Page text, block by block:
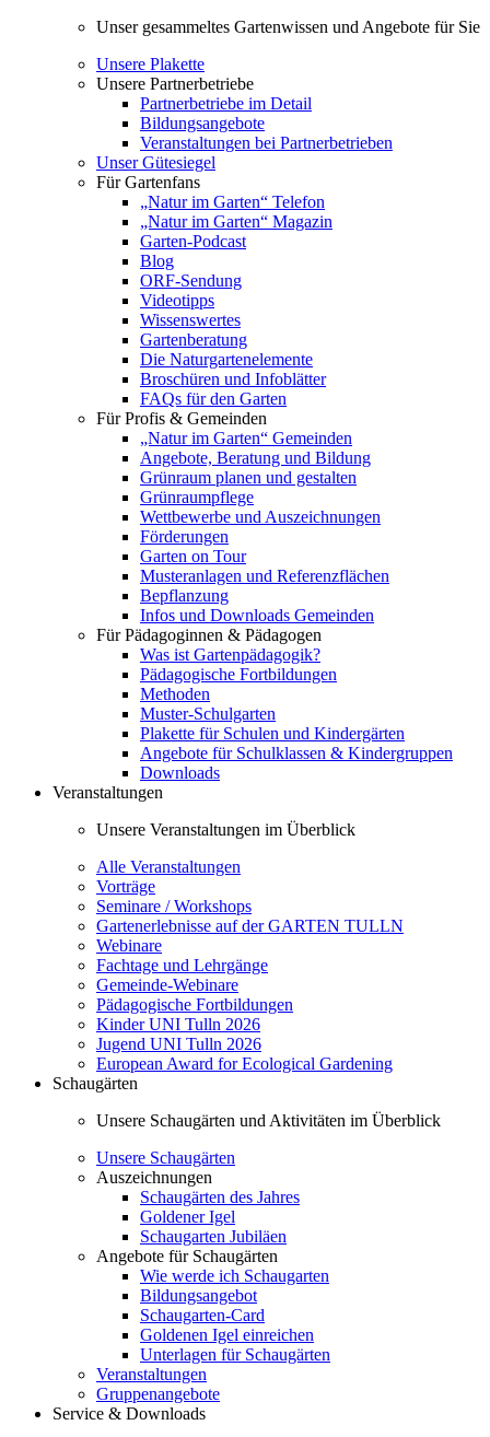
Unser gesammeltes Gartenwissen und Angebote für Sie
Unsere Plakette
Unsere Partnerbetriebe
Partnerbetriebe im Detail
Bildungsangebote
Veranstaltungen bei Partnerbetrieben
Unser Gütesiegel
Für Gartenfans
„Natur im Garten“ Telefon
„Natur im Garten“ Magazin
Garten-Podcast
Blog
ORF-Sendung
Videotipps
Wissenswertes
Gartenberatung
Die Naturgartenelemente
Broschüren und Infoblätter
FAQs für den Garten
Für Profis & Gemeinden
„Natur im Garten“ Gemeinden
Angebote, Beratung und Bildung
Grünraum planen und gestalten
Grünraumpflege
Wettbewerbe und Auszeichnungen
Förderungen
Garten on Tour
Musteranlagen und Referenzflächen
Bepflanzung
Infos und Downloads Gemeinden
Für Pädagoginnen & Pädagogen
Was ist Gartenpädagogik?
Pädagogische Fortbildungen
Methoden
Muster-Schulgarten
Plakette für Schulen und Kindergärten
Angebote für Schulklassen & Kindergruppen
Downloads
Veranstaltungen
Unsere Veranstaltungen im Überblick
Alle Veranstaltungen
Vorträge
Seminare / Workshops
Gartenerlebnisse auf der GARTEN TULLN
Webinare
Fachtage und Lehrgänge
Gemeinde-Webinare
Pädagogische Fortbildungen
Kinder UNI Tulln 2026
Jugend UNI Tulln 2026
European Award for Ecological Gardening
Schaugärten
Unsere Schaugärten und Aktivitäten im Überblick
Unsere Schaugärten
Auszeichnungen
Schaugärten des Jahres
Goldener Igel
Schaugarten Jubiläen
Angebote für Schaugärten
Wie werde ich Schaugarten
Bildungsangebot
Schaugarten-Card
Goldenen Igel einreichen
Unterlagen für Schaugärten
Veranstaltungen
Gruppenangebote
Service & Downloads